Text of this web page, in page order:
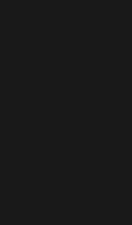
ventana)
ventana)